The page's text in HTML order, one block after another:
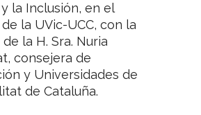
la Inclusión, en el
la UVic-UCC, con la
la H. Sra. Nuria
consejera de
y Universidades de
de Cataluña.